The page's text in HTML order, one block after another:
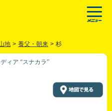
地 > 養父・朝来 > 杉
ィア “スナカラ”